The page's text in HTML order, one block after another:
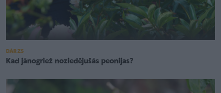
DĀRZS
Kad jānogriež noziedējušās peonijas?